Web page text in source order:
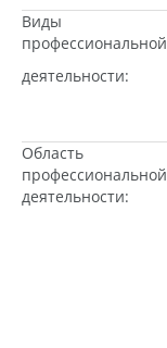
Виды
профессиональной
деятельности:
Область
профессиональной
деятельности: